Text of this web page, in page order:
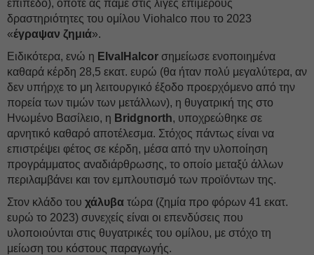
επίπεδο), οπότε ας πάμε στις λίγες επιμέρους
δραστηριότητες του ομίλου Viohalco που το 2023
«έγραψαν ζημιά».
Ειδικότερα, ενώ η ElvalHalcor σημείωσε ενοποιημένα
καθαρά κέρδη 28,5 εκατ. ευρώ (θα ήταν πολύ μεγαλύτερα, αν
δεν υπήρχε το μη λειτουργικό έξοδο προερχόμενο από την
πορεία των τιμών των μετάλλων), η θυγατρική της στο
Ηνωμένο Βασίλειο, η Bridgnorth, υποχρεώθηκε σε
αρνητικό καθαρό αποτέλεσμα. Στόχος πάντως είναι να
επιστρέψει φέτος σε κέρδη, μέσα από την υλοποίηση
προγράμματος αναδιάρθρωσης, το οποίο μεταξύ άλλων
περιλαμβάνει και τον εμπλουτισμό των προϊόντων της.
Στον κλάδο του χάλυβα τώρα (ζημία προ φόρων 41 εκατ.
ευρώ το 2023) συνεχείς είναι οι επενδύσεις που
υλοποιούνται στις θυγατρικές του ομίλου, με στόχο τη
μείωση του κόστους παραγωγής.